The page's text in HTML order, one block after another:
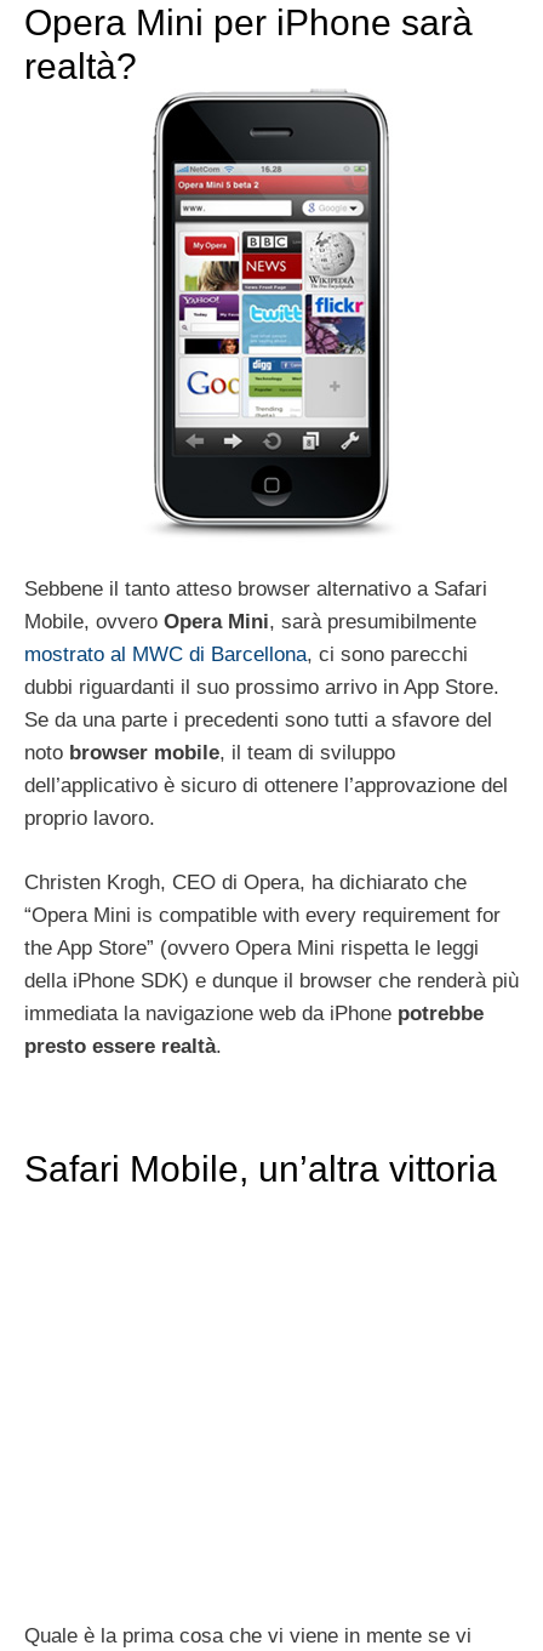
Opera Mini per iPhone sarà
realtà?
Sebbene il tanto atteso browser alternativo a Safari
Mobile, ovvero Opera Mini, sarà presumibilmente
mostrato al MWC di Barcellona, ci sono parecchi
dubbi riguardanti il suo prossimo arrivo in App Store.
Se da una parte i precedenti sono tutti a sfavore del
noto browser mobile, il team di sviluppo
dell’applicativo è sicuro di ottenere l’approvazione del
proprio lavoro.
Christen Krogh, CEO di Opera, ha dichiarato che
“Opera Mini is compatible with every requirement for
the App Store” (ovvero Opera Mini rispetta le leggi
della iPhone SDK) e dunque il browser che renderà più
immediata la navigazione web da iPhone potrebbe
presto essere realtà.
Safari Mobile, un’altra vittoria
Quale è la prima cosa che vi viene in mente se vi